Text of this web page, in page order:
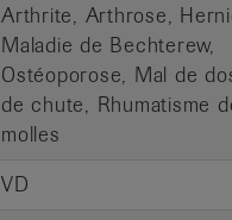
Arthrite, Arthrose,
Maladie de Bechterew,
Ostéoporose, Mal de
de chute, Rhumatisme
molles
VD